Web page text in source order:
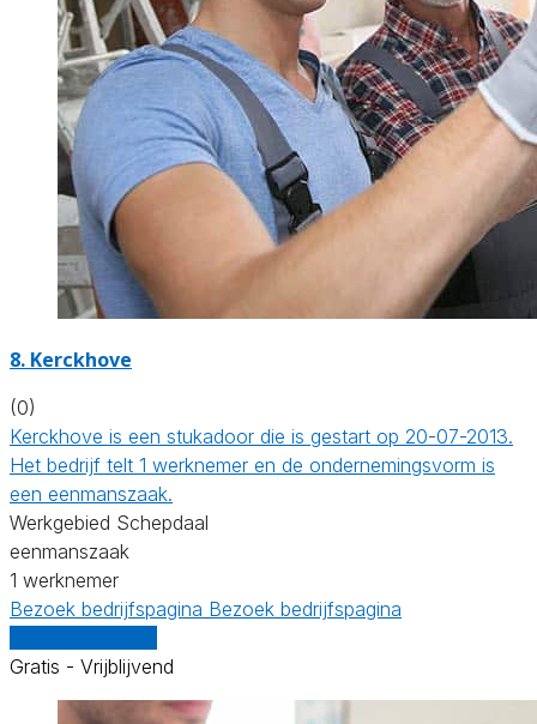
8. Kerckhove
(0)
Kerckhove is een stukadoor die is gestart op 20-07-2013.
Het bedrijf telt 1 werknemer en de ondernemingsvorm is
een eenmanszaak.
Werkgebied Schepdaal
eenmanszaak
1 werknemer
Bezoek bedrijfspagina Bezoek bedrijfspagina
Gratis - Vrijblijvend